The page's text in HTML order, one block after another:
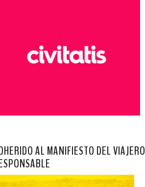
AL MANIFIESTO DEL VIAJERO